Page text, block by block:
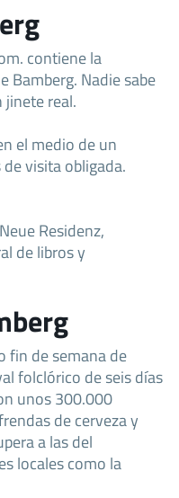
contiene la
Bamberg. Nadie sabe
jinete real.
el medio de un
visita obligada.
Residenz,
de libros y
fin de semana de
folclórico de seis días
unos 300.000
de cerveza y
a las del
locales como la